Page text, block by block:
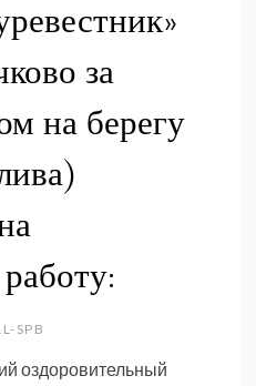
за
на берегу
SPB
оздоровительный